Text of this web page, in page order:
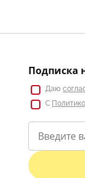
Подписка
Даю
С